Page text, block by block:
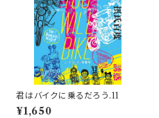
君はバイクに乗るだろう.11
¥1,650